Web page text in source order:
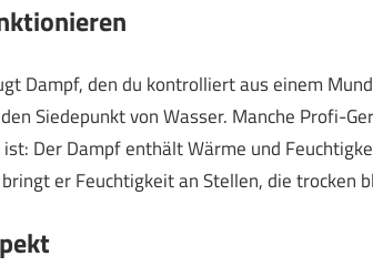
Dampf, den du kontrolliert aus einem
Siedepunkt von Wasser. Manche Profi-
Der Dampf enthält Wärme und
er Feuchtigkeit an Stellen, die trocken